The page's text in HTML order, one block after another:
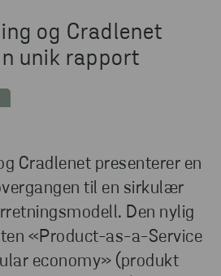
og Cradlenet
unik rapport
Cradlenet presenterer en
til en sirkulær
Den nylig
«Product-as-a-Service
economy» (produkt